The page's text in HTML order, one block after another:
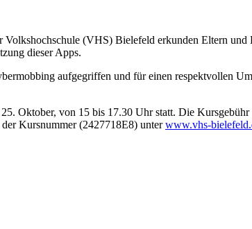
Volkshochschule (VHS) Bielefeld erkunden Eltern
dieser Apps.
aufgegriffen und für einen respektvollen
Oktober, von 15 bis 17.30 Uhr statt. Die
Kursnummer (2427718E8) unterwww.vhs-